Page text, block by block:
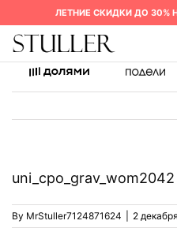
to
content
ЛЕТНИЕ СКИДКИ ДО 30%
СРОК
uni_cpo_grav_wom2042
By MrStuller7124871624 2